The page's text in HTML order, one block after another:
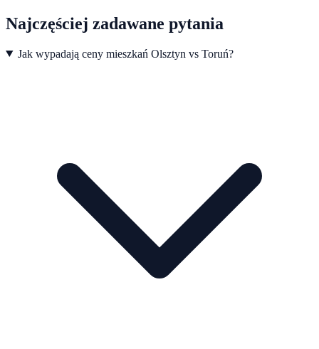
Najczęściej zadawane pytania
Jak wypadają ceny mieszkań Olsztyn vs Toruń?